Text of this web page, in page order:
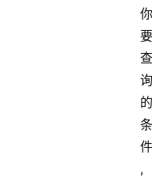
你
要
查
询
的
条
件
,